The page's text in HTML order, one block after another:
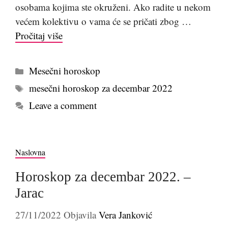
osobama kojima ste okruženi. Ako radite u nekom
većem kolektivu o vama će se pričati zbog …
Pročitaj više
Kategorije
Mesečni horoskop
Tags
mesečni horoskop za decembar 2022
Leave a comment
Naslovna
Horoskop za decembar 2022. –
Jarac
27/11/2022 Objavila Vera Janković